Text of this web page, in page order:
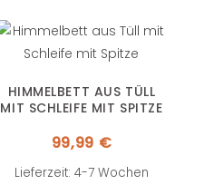
HIMMELBETT AUS TÜLL
MIT SCHLEIFE MIT SPITZE
99,99 €
Lieferzeit: 4-7 Wochen